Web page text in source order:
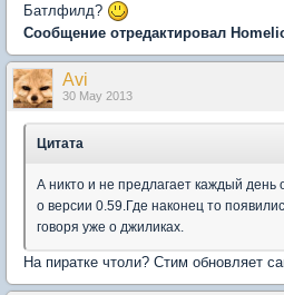
Батлфилд?
Сообщение отредактировал
Avi
30 May 2013
Цитата
А никто и не предлагает каждый
о версии 0.59.Где наконец то
говоря уже о джиликах.
На пиратке чтоли? Стим обновляет